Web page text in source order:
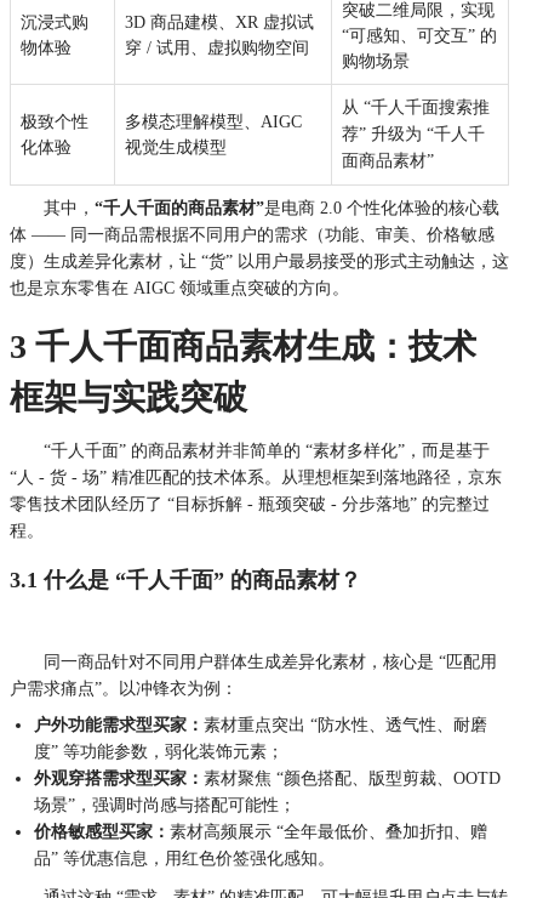
沉浸式购
物体验
3D 商品建模、XR 虚拟试
穿 / 试用、虚拟购物空间
突破二维局限，实现
“可感知、可交互” 的
购物场景
极致个性
化体验
多模态理解模型、AIGC
视觉生成模型
从 “千人千面搜索推
荐” 升级为 “千人千
面商品素材”
其中， “千人千面的商品素材”是电商 2.0 个性化体验的核心载
体 —— 同一商品需根据不同用户的需求（功能、审美、价格敏感
度）生成差异化素材，让 “货” 以用户最易接受的形式主动触达，这
也是京东零售在 AIGC 领域重点突破的方向。
3 千人千面商品素材生成：技术
框架与实践突破
“千人千面” 的商品素材并非简单的 “素材多样化”，而是基于
“人 - 货 - 场” 精准匹配的技术体系。从理想框架到落地路径，京东
零售技术团队经历了 “目标拆解 - 瓶颈突破 - 分步落地” 的完整过
程。
3.1 什么是 “千人千面” 的商品素材？
同一商品针对不同用户群体生成差异化素材，核心是 “匹配用
户需求痛点”。以冲锋衣为例：
户外功能需求型买家： 素材重点突出 “防水性、透气性、耐磨
度” 等功能参数，弱化装饰元素；
外观穿搭需求型买家： 素材聚焦 “颜色搭配、版型剪裁、OOTD
场景”，强调时尚感与搭配可能性；
价格敏感型买家： 素材高频展示 “全年最低价、叠加折扣、赠
品” 等优惠信息，用红色价签强化感知。